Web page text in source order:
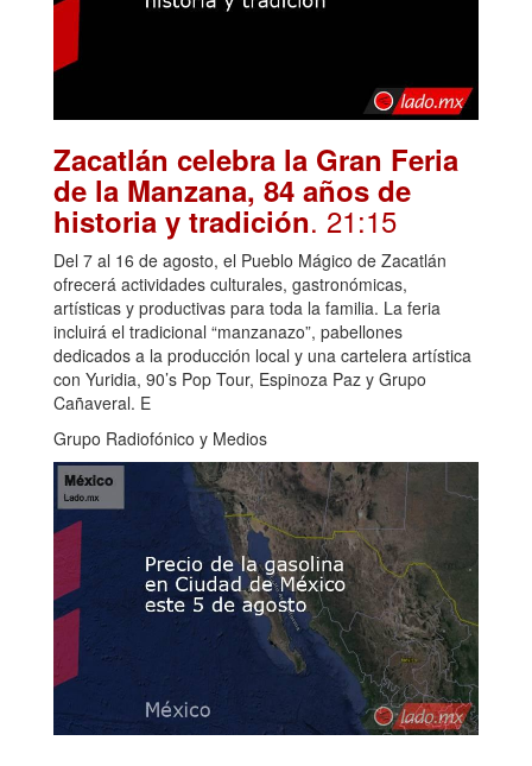
Zacatlán celebra la Gran Feria
de la Manzana, 84 años de
historia y tradición. 21:15
Del 7 al 16 de agosto, el Pueblo Mágico de Zacatlán
ofrecerá actividades culturales, gastronómicas,
artísticas y productivas para toda la familia. La feria
incluirá el tradicional “manzanazo”, pabellones
dedicados a la producción local y una cartelera artística
con Yuridia, 90’s Pop Tour, Espinoza Paz y Grupo
Cañaveral. E
Grupo Radiofónico y Medios